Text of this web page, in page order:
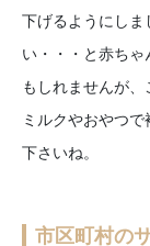
下げるようにし
い・・・と赤ち
もしれませんが、
ミルクやおやつ
下さいね。
市区町村の